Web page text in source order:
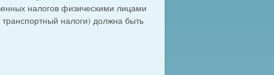
налогов физическими лицами
налоги) должна быть